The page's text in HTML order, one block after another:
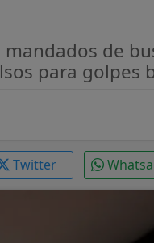
de
para golpes
Twitter